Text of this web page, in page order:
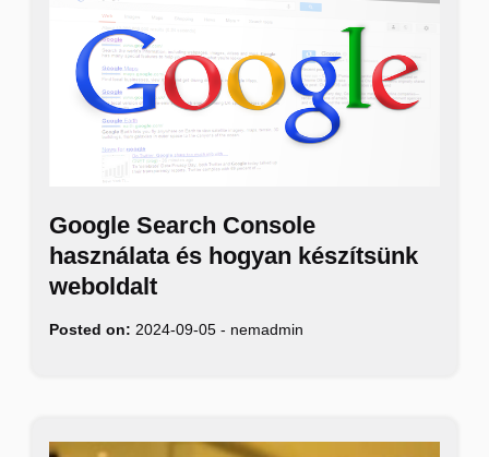
Google Search Console
használata és hogyan készítsünk
weboldalt
Posted on: 2024-09-05 - nemadmin